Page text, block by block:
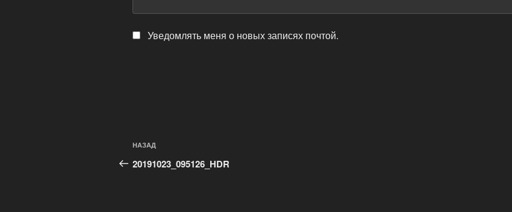
Уведомлять меня о новых записях почтой.
Навигация
по
записям
Предыдущая
запись:
НАЗАД
20191023_095126_HDR